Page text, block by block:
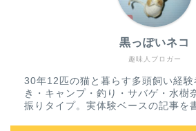
趣味人ブロガー
黒っぽいネコ
30年12匹の猫と暮らす多頭飼い経
き・キャンプ・釣り・サバゲ・水樹
振りタイプ。実体験ベースの記事を